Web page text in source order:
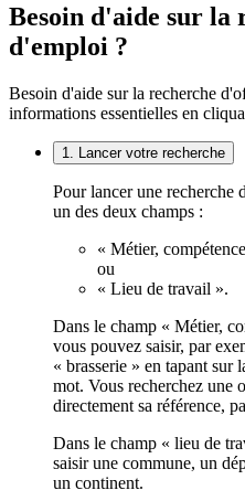
Besoin d'aide sur la
d'emploi ?
Besoin d'aide sur la recherche
informations essentielles en
1. Lancer votre recherche
Pour lancer une recherche
un des deux champs :
« Métier,
ou
« Lieu de travail ».
Dans le champ « Métier,
vous pouvez saisir, par
« brasserie » en tapant sur
mot. Vous recherchez une
directement sa référence,
Dans le champ « lieu de
saisir une commune, un
un continent.